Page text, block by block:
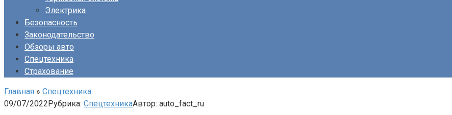
Электрика
Безопасность
Законодательство
Обзоры авто
Спецтехника
Страхование
Главная » Спецтехника
09/07/2022Рубрика: СпецтехникаАвтор: auto_fact_ru